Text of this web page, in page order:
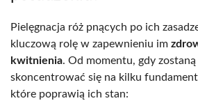
Pielęgnacja róż pnących po ich
kluczową rolę w zapewnieniu im
kwitnienia. Od momentu, gdy
skoncentrować się na kilku
które poprawią ich stan: